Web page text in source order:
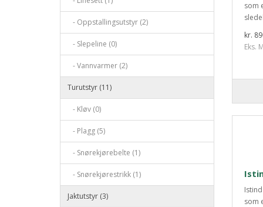
- Oppstallingsutstyr (2)
- Slepeline (0)
- Vannvarmer (2)
Turutstyr (11)
- Kløv (0)
- Plagg (5)
- Snørekjørebelte (1)
- Snørekjørestrikk (1)
Jaktutstyr (3)
som
kr.
Eks.
som